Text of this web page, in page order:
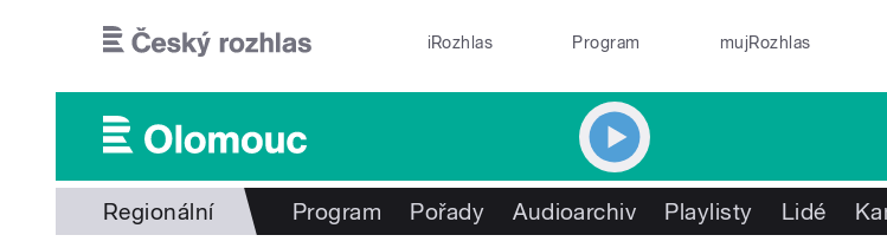
iRozhlas Program mujRozhlas
Regionální Program Pořady Audioarchiv Playlisty Lidé